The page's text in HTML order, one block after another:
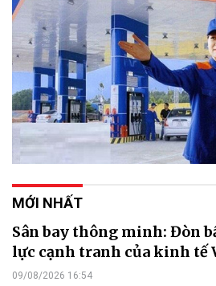
MỚI NHẤT
Sân bay thông minh: Đòn
lực cạnh tranh của kinh tế
09/08/2026 16:54